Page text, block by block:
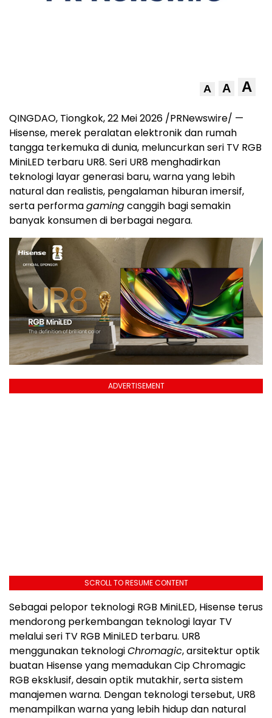
A A A
QINGDAO, Tiongkok, 22 Mei 2026 /PRNewswire/ —
Hisense, merek peralatan elektronik dan rumah
tangga terkemuka di dunia, meluncurkan seri TV RGB
MiniLED terbaru UR8. Seri UR8 menghadirkan
teknologi layar generasi baru, warna yang lebih
natural dan realistis, pengalaman hiburan imersif,
serta performagamingcanggih bagi semakin
banyak konsumen di berbagai negara.
ADVERTISEMENT
SCROLL TO RESUME CONTENT
Sebagai pelopor teknologi RGB MiniLED, Hisense terus
mendorong perkembangan teknologi layar TV
melalui seri TV RGB MiniLED terbaru. UR8
menggunakan teknologiChromagic, arsitektur optik
buatan Hisense yang memadukan Cip Chromagic
RGB eksklusif, desain optik mutakhir, serta sistem
manajemen warna. Dengan teknologi tersebut, UR8
menampilkan warna yang lebih hidup dan natural